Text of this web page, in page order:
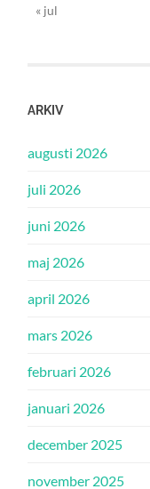
« jul
ARKIV
augusti 2026
juli 2026
juni 2026
maj 2026
april 2026
mars 2026
februari 2026
januari 2026
december 2025
november 2025